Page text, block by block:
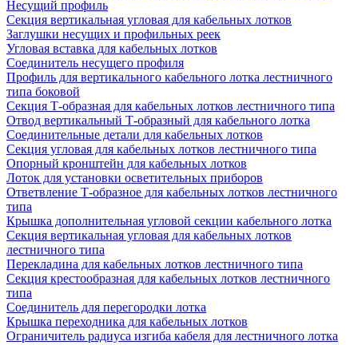
Несущий профиль
Секция вертикальная угловая для кабельных лотков
Заглушки несущих и профильных реек
Угловая вставка для кабельных лотков
Соединитель несущего профиля
Профиль для вертикального кабельного лотка лестничного
типа боковой
Секция Т-образная для кабельных лотков лестничного типа
Отвод вертикальный Т-образный для кабельного лотка
Соединительные детали для кабельных лотков
Секция угловая для кабельных лотков лестничного типа
Опорный кронштейн для кабельных лотков
Лоток для установки осветительных приборов
Ответвление Т-образное для кабельных лотков лестничного
типа
Крышка дополнительная угловой секции кабельного лотка
Секция вертикальная угловая для кабельных лотков
лестничного типа
Перекладина для кабельных лотков лестничного типа
Секция крестообразная для кабельных лотков лестничного
типа
Соединитель для перегородки лотка
Крышка переходника для кабельных лотков
Ограничитель радиуса изгиба кабеля для лестничного лотка